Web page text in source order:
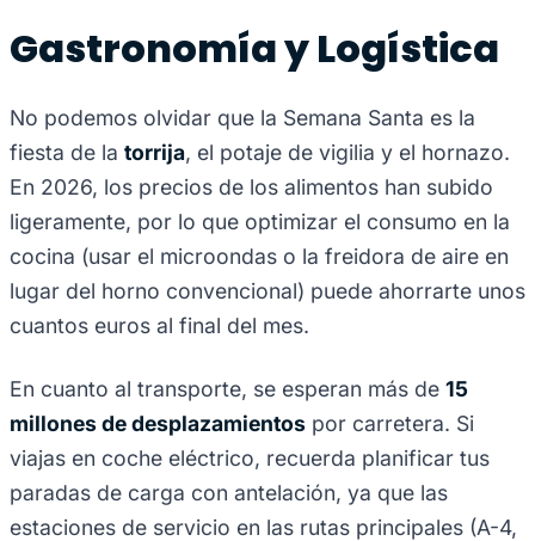
Gastronomía y Logística
No podemos olvidar que la Semana Santa es la
fiesta de la torrija, el potaje de vigilia y el hornazo.
En 2026, los precios de los alimentos han subido
ligeramente, por lo que optimizar el consumo en la
cocina (usar el microondas o la freidora de aire en
lugar del horno convencional) puede ahorrarte unos
cuantos euros al final del mes.
En cuanto al transporte, se esperan más de 15
millones de desplazamientos por carretera. Si
viajas en coche eléctrico, recuerda planificar tus
paradas de carga con antelación, ya que las
estaciones de servicio en las rutas principales (A-4,